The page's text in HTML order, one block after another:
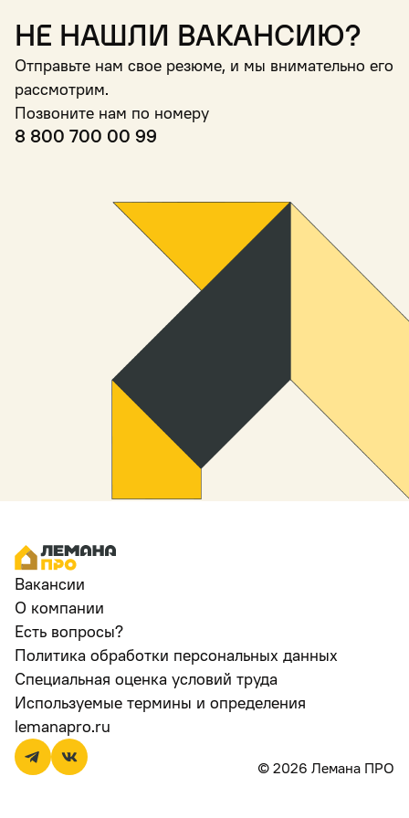
Не нашли вакансию?
Отправьте нам свое резюме, и мы внимательно его
рассмотрим.
Позвоните нам по номеру
8 800 700 00 99
Вакансии
О компании
Есть вопросы?
Политика обработки персональных данных
Специальная оценка условий труда
Используемые термины и определения
lemanapro.ru
© 2026 Лемана ПРО